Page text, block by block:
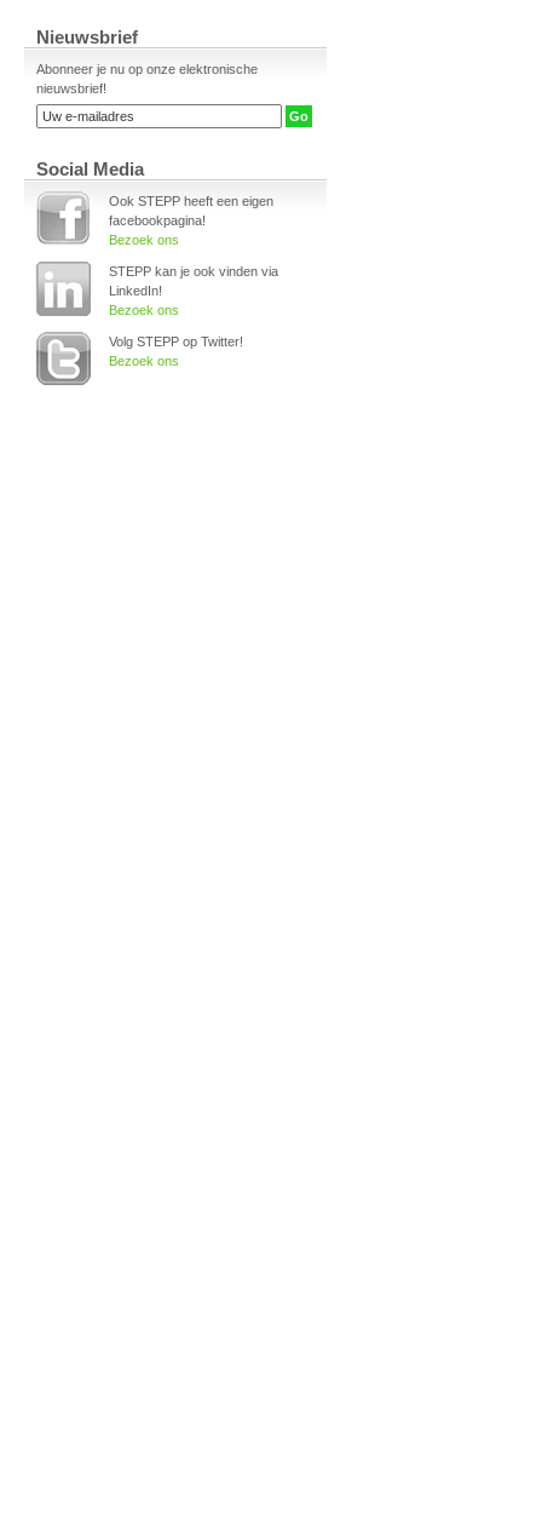
Nieuwsbrief
Abonneer je nu op onze elektronische
nieuwsbrief!
Social Media
Ook STEPP heeft een eigen
facebookpagina!
Bezoek ons
STEPP kan je ook vinden via
LinkedIn!
Bezoek ons
Volg STEPP op Twitter!
Bezoek ons